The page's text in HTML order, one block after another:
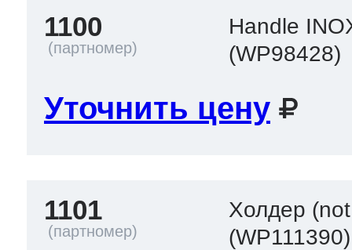
1100
Handle
(WP98428)
Уточнить цену
1101
Холдер
(WP111390)